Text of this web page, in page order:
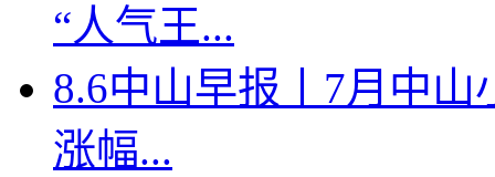
“人气王...
8.6中山早报丨7月中山
涨幅...